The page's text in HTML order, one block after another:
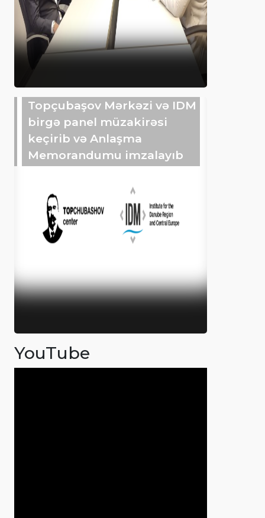
Topçubaşov Mərkəzi və IDM
birgə panel müzakirəsi
keçirib və Anlaşma
Memorandumu imzalayıb
YouTube